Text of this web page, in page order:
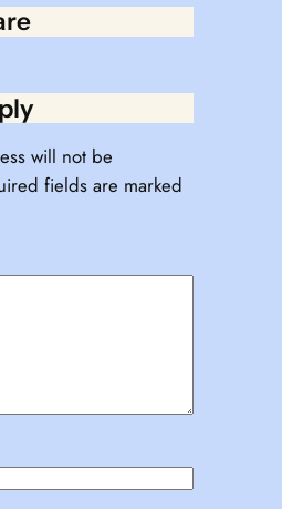
will not be
fields are marked